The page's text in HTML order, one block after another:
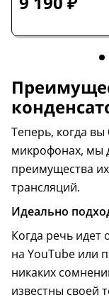
Теперь, когда
микрофонах, мы
преимущества
трансляций.
Идеально
Когда речь идет
на YouTube или
никаких
известны своей